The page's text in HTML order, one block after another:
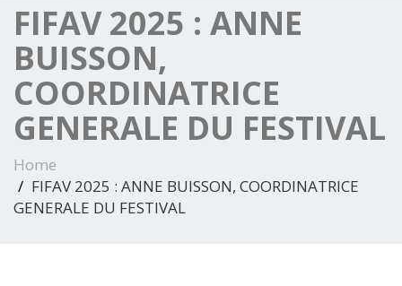
FIFAV 2025 : ANNE
BUISSON,
COORDINATRICE
GENERALE DU FESTIVAL
Home
FIFAV 2025 : ANNE BUISSON, COORDINATRICE
GENERALE DU FESTIVAL